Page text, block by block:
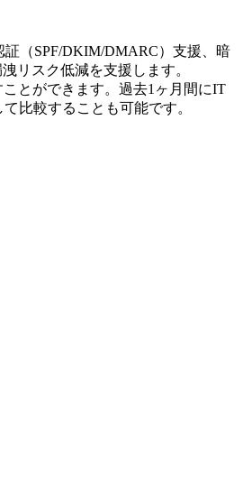
（SPF/DKIM/DMARC）支援、暗
リスク低減を支援します。
とができます。過去1ヶ月間にIT
比較することも可能です。